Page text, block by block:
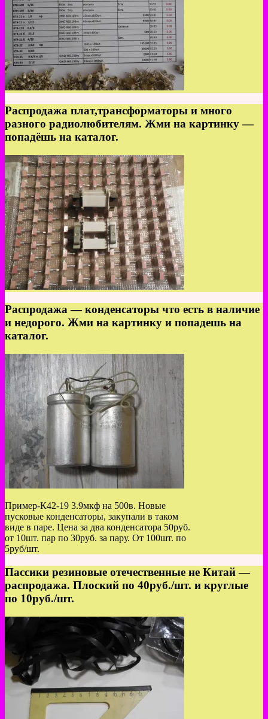
Распродажа плат,трансформаторы и много
разного радиолюбителям. Жми на картинку —
попадёшь на каталог.
Распродажа — конденсаторы что есть в наличие
и недорого. Жми на картинку и попадешь на
каталог.
Пример-К42-19 3.9мкф на 500в. Новые
пусковые конденсаторы, закупали в таком
виде в паре. Цена за два конденсатора 50руб.
от 10шт. пар по 30руб. за пару. От 100шт. по
5руб/шт.
Пассики резиновые отечественные не Китай —
распродажа. Плоский по 40руб./шт. и круглые
по 10руб./шт.